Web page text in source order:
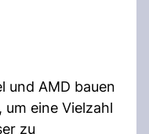
und AMD bauen
um eine Vielzahl
zu